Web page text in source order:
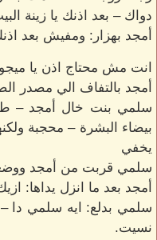
دواك – بعد اذنك يا زينة
أمجد بهزار: ومفيش بعد
انت مش محتاج اذن يا
أمجد بالتفاف الي مصدر
سلمي بنت خال أمجد –
بيضاء البشرة – محجبة
يخفي
سلمي قربت من أمجد
أمجد بعد ما انزل يداها:
سلمي بدلع: ايه سلمي دا
نسيت.